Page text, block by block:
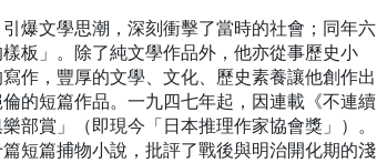
爆文學思潮，深刻衝擊了當時的社會；同年六
板」。除了純文學作品外，他亦從事歷史小
作，豐厚的文學、文化、歷史素養讓他創作出
的短篇作品。一九四七年起，因連載《不連續
部賞」（即現今「日本推理作家協會獎」）。
短篇捕物小說，批評了戰後與明治開化期的淺